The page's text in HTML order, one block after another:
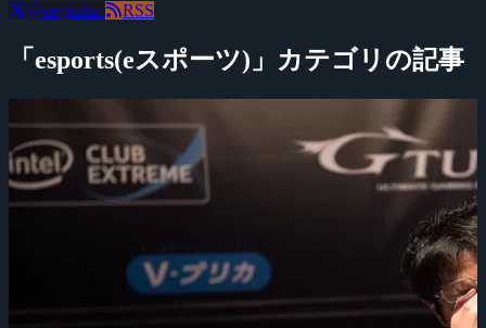
@negitaku RSS
「esports(eスポーツ)」カテゴリの記事